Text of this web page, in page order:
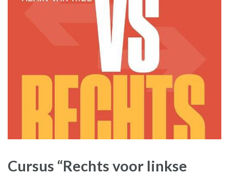
Cursus “Rechts voor linkse